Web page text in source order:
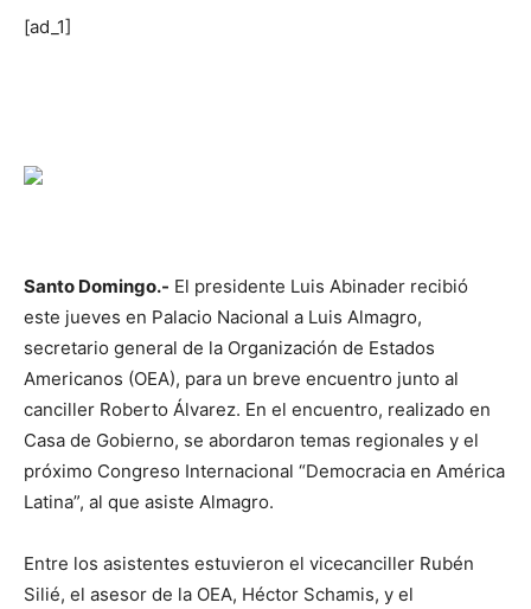
[ad_1]
Santo Domingo.- El presidente Luis Abinader recibió
este jueves en Palacio Nacional a Luis Almagro,
secretario general de la Organización de Estados
Americanos (OEA), para un breve encuentro junto al
canciller Roberto Álvarez. En el encuentro, realizado en
Casa de Gobierno, se abordaron temas regionales y el
próximo Congreso Internacional “Democracia en América
Latina”, al que asiste Almagro.
Entre los asistentes estuvieron el vicecanciller Rubén
Silié, el asesor de la OEA, Héctor Schamis, y el